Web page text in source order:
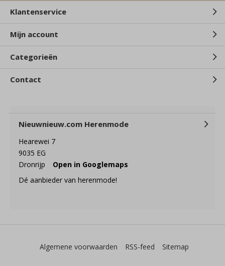
Klantenservice
Mijn account
Categorieën
Contact
Nieuwnieuw.com Herenmode
Hearewei 7
9035 EG
Dronrijp
Open in Googlemaps
Dé aanbieder van herenmode!
Algemene voorwaarden RSS-feed Sitemap